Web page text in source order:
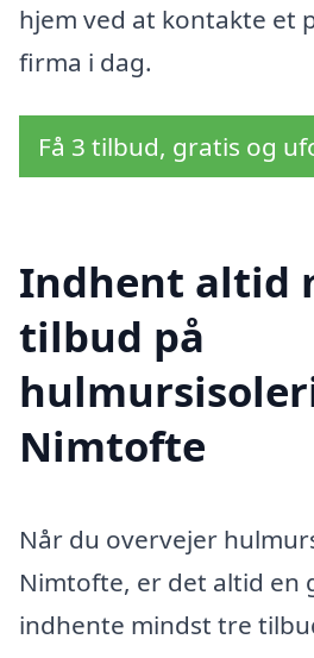
hjem ved at kontakte et
firma i dag.
Få 3 tilbud, gratis og
Indhent altid
tilbud på
Nimtofte
Når du overvejer
Nimtofte, er det altid en
indhente mindst tre